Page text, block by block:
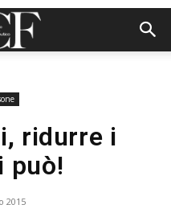
ridurre i
può!
2015